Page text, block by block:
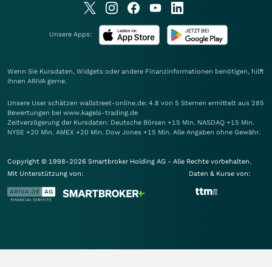
Unsere Apps:
Wenn Sie Kursdaten, Widgets oder andere Finanzinformationen benötigen, hilft
Ihnen ARIVA gerne.
Unsere User schätzen wallstreet-online.de: 4.8 von 5 Sternen ermittelt aus 285
Bewertungen bei www.kagels-trading.de
Zeitverzögerung der Kursdaten: Deutsche Börsen +15 Min. NASDAQ +15 Min.
NYSE +20 Min. AMEX +20 Min. Dow Jones +15 Min. Alle Angaben ohne Gewähr.
Copyright © 1998-2026 Smartbroker Holding AG - Alle Rechte vorbehalten.
Mit Unterstützung von:
Daten & Kurse von: